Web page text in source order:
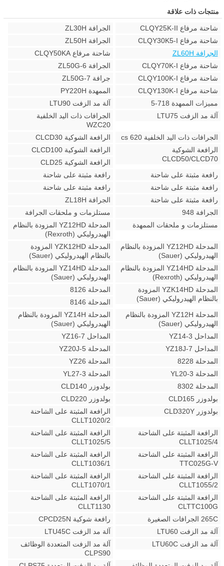
منتجات ذات علاقة
شاحنة مرفاع CLQY25K-II
الجرافة ZL30H
شاحنة مرفاع CLQY30K5-I
الجرافة ZL50H
الجرافة ZL60H
شاحنة مرفاع CLQY50KA
شاحنة مرفاع CLQY70K-I
الجرافة ZL50G-6
شاحنة مرفاع CLQY100K-I
جرافة ZL50G-7
شاحنة مرفاع CLQY130K-I
الممهدة PY220H
مميزات الممهدة 718-5
آلة مد الزفت LTU90
آلة مد الزفت LTU75
الجرافات ذات اليد الخلفية
WZC20
الجرافات ذات اليد الخلفية 620 cs
الرافعة الشوكية CLCD30
الرافعة الشوكية
CLCD50/CLCD70
الرافعة الشوكية CLCD100
الرافعة الشوكية CLD25
رافعة مثبتة على شاحنة
رافعة مثبتة على شاحنة
رافعة مثبتة على شاحنة
رافعة مثبتة على شاحنة
رافعة مثبتة على شاحنة
الجرافة ZL18H
الجرافة 948
مستلزمات و ملحقات الجرافة
مستلزمات و ملحقات الممهدة
المدحلة YZ12HD المزودة بالنظام
الهيدروليكي (Rexroth)
المدحلة YZ12HD المزودة بالنظام
الهيدروليكي (Sauer)
المدحلة YZK12HD المزودة
بالنظام الهيدروليكي (Sauer)
المدحلة YZ14HD المزودة بالنظام
الهيدروليكي (Rexroth)
المدحلة YZ14HD المزودة بالنظام
الهيدروليكي (Sauer)
المدحلة YZK14HD المزودة
بالنظام الهيدروليكي (Sauer)
المدحلة 8126
المدحلة 8146
المدحلة YZ12H المزودة بالنظام
الهيدروليكي (Sauer)
المدحلة YZ14H المزودة بالنظام
الهيدروليكي (Sauer)
المداحل YZ14-3
المداحل YZ16-7
المداحل YZ18J-7
المدحلة YZ20J-5
المدحلة 8228
المدحلة YZ26
المدحلة YL20-3
المدحلة YL27-3
المدحلة 8302
بولدوزر CLD140
بولدوزر CLD165
بولدوزر CLD220
بولدوزر CLD320Y
الرافعة المثبتة على الشاحنة
CLLT1020/2
الرافعة المثبتة على الشاحنة
CLLT1025/4
الرافعة المثبتة على الشاحنة
CLLT1025/5
الرافعة المثبتة على الشاحنة
TTC025G-V
الرافعة المثبتة على الشاحنة
CLLT1036/1
الرافعة المثبتة على الشاحنة
CLLT1055/2
الرافعة المثبتة على الشاحنة
CLLT1070/1
الرافعة المثبتة على الشاحنة
CLTTC100G
الرافعة المثبتة على الشاحنة
CLLT1130
265C الجرافات الصغيرة
رافعة شوكية CPCD25N
آلة مد الزفت LTU60
آلة مد الزفت LTU45C
آلة مد الزفت LTU60C
آلة مد الزفت المتعددة الوظائف
CLPS90